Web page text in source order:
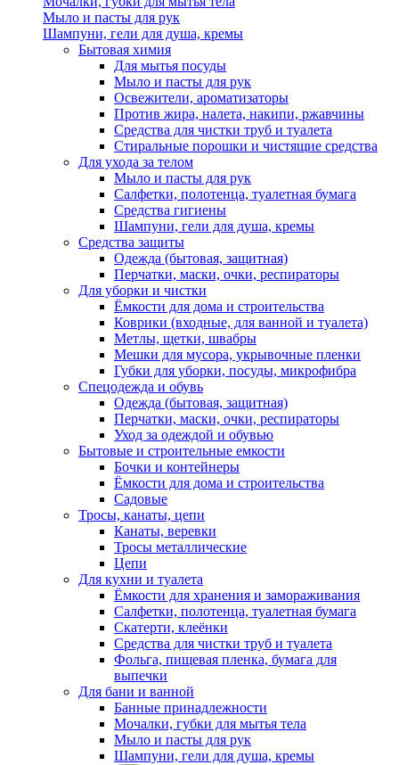
Мыло и пасты для рук
Шампуни, гели для душа, кремы
Бытовая химия
Для мытья посуды
Мыло и пасты для рук
Освежители, ароматизаторы
Против жира, налета, накипи, ржавчины
Средства для чистки труб и туалета
Стиральные порошки и чистящие средства
Для ухода за телом
Мыло и пасты для рук
Салфетки, полотенца, туалетная бумага
Средства гигиены
Шампуни, гели для душа, кремы
Средства защиты
Одежда (бытовая, защитная)
Перчатки, маски, очки, респираторы
Для уборки и чистки
Ёмкости для дома и строительства
Коврики (входные, для ванной и туалета)
Метлы, щетки, швабры
Мешки для мусора, укрывочные пленки
Губки для уборки, посуды, микрофибра
Спецодежда и обувь
Одежда (бытовая, защитная)
Перчатки, маски, очки, респираторы
Уход за одеждой и обувью
Бытовые и строительные емкости
Бочки и контейнеры
Ёмкости для дома и строительства
Садовые
Тросы, канаты, цепи
Канаты, веревки
Тросы металлические
Цепи
Для кухни и туалета
Ёмкости для хранения и замораживания
Салфетки, полотенца, туалетная бумага
Скатерти, клеёнки
Средства для чистки труб и туалета
Фольга, пищевая пленка, бумага для
выпечки
Для бани и ванной
Банные принадлежности
Мочалки, губки для мытья тела
Мыло и пасты для рук
Шампуни, гели для душа, кремы